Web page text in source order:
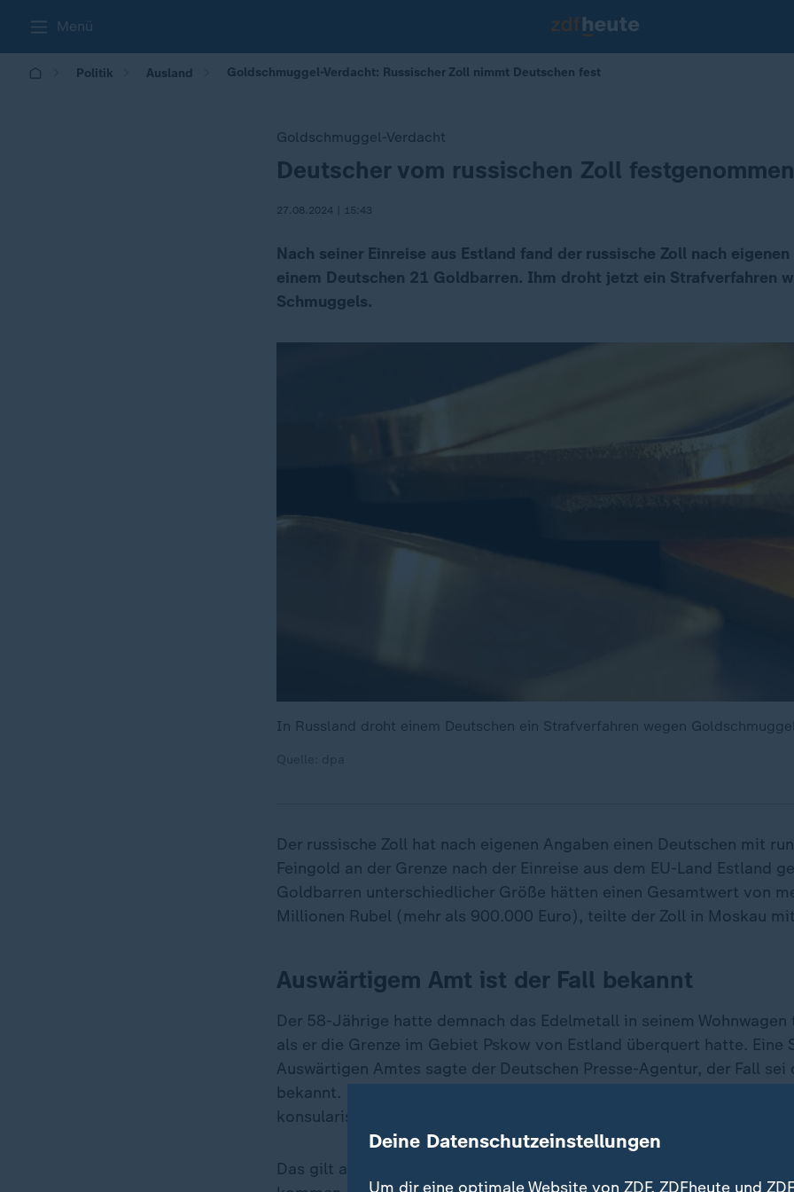
Menü
Politik Ausland Goldschmuggel-Verdacht: Russischer Zoll nimmt Deutschen fest
Goldschmuggel-Verdacht
:Deutscher vom russischen Zoll festgenommen
27.08.2024 | 15:43
Nach seiner Einreise aus Estland fand der russische Zoll nach
einem Deutschen 21 Goldbarren. Ihm droht jetzt ein Strafverfahren
Schmuggels.
In Russland droht einem Deutschen ein Strafverfahren wegen
Der russische Zoll hat nach eigenen Angaben einen Deutschen mit
Feingold an der Grenze nach der Einreise aus dem EU-Land Estland
Goldbarren unterschiedlicher Größe hätten einen Gesamtwert von
Millionen Rubel (mehr als 900.000 Euro), teilte der Zoll in Moskau
Auswärtigem Amt ist der Fall bekannt
Der 58-Jährige hatte demnach das Edelmetall in seinem
als er die Grenze im Gebiet Pskow von Estland überquert hatte. Eine
Auswärtigen Amtes sagte der Deutschen Presse-Agentur, der Fall sei
bekannt. "Das Generalkonsulat in Sankt Petersburg hat dem
konsularische Betreuung angeboten", sagte sie.
Das gilt als übliche Praxis, wenn Deutsche in Russland mit dem
Deine Datenschutzeinstellungen
Um dir eine optimale Website von ZDF, ZDFheute und